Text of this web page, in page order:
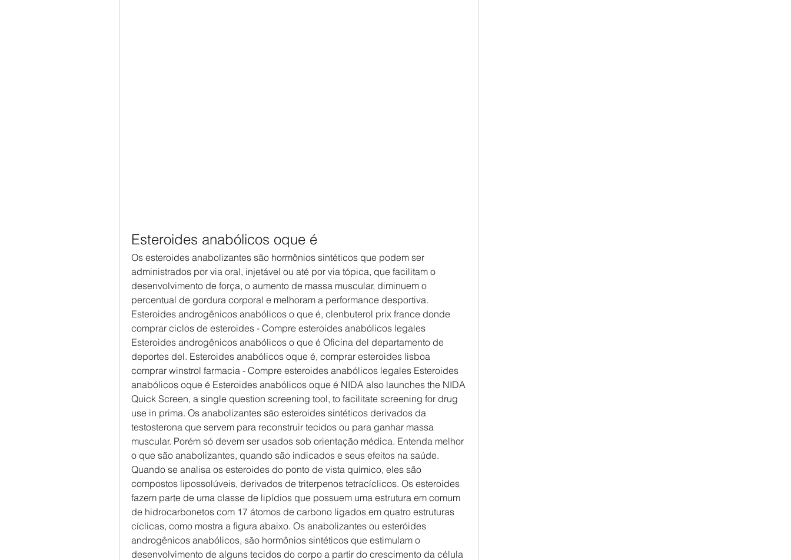
Esteroides anabólicos oque é
Os esteroides anabolizantes são hormônios sintéticos que podem ser
administrados por via oral, injetável ou até por via tópica, que facilitam o
desenvolvimento de força, o aumento de massa muscular, diminuem o
percentual de gordura corporal e melhoram a performance desportiva.
Esteroides androgênicos anabólicos o que é, clenbuterol prix france donde
comprar ciclos de esteroides - Compre esteroides anabólicos legales
Esteroides androgênicos anabólicos o que é Oficina del departamento de
deportes del. Esteroides anabólicos oque é, comprar esteroides lisboa
comprar winstrol farmacia - Compre esteroides anabólicos legales Esteroides
anabólicos oque é Esteroides anabólicos oque é NIDA also launches the NIDA
Quick Screen, a single question screening tool, to facilitate screening for drug
use in prima. Os anabolizantes são esteroides sintéticos derivados da
testosterona que servem para reconstruir tecidos ou para ganhar massa
muscular. Porém só devem ser usados sob orientação médica. Entenda melhor
o que são anabolizantes, quando são indicados e seus efeitos na saúde.
Quando se analisa os esteroides do ponto de vista químico, eles são
compostos lipossolúveis, derivados de triterpenos tetracíclicos. Os esteroides
fazem parte de uma classe de lipídios que possuem uma estrutura em comum
de hidrocarbonetos com 17 átomos de carbono ligados em quatro estruturas
cíclicas, como mostra a figura abaixo. Os anabolizantes ou esteróides
androgênicos anabólicos, são hormônios sintéticos que estimulam o
desenvolvimento de alguns tecidos do corpo a partir do crescimento da célula